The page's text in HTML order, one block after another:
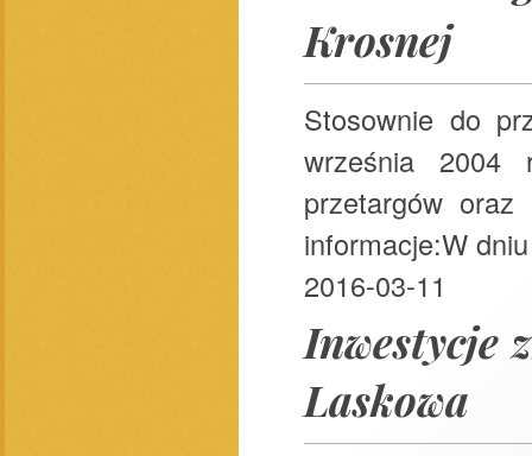
Krosnej
Stosownie do
września 2004
przetargów oraz
informacje:W
2016-03-11
Inwestycje
Laskowa